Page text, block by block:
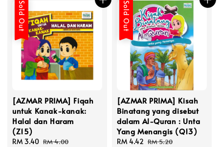
Sold Out
[AZMAR PRIMA] Fiqah
untuk Kanak-kanak:
Halal dan Haram
(Z15)
Sale
RM 3.40 Regular
RM 4.00
Sold Out
[AZMAR PRIMA] Kisah
Binatang yang disebut
dalam Al-Quran : Unta
Yang Menangis (Q13)
Sale
RM 4.42 Regular
RM 5.20